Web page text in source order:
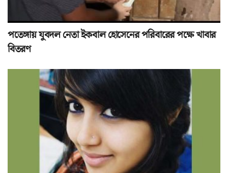
পতেঙ্গায় যুবদল নেতা ইকবাল হোসেনের পরিবারের পক্ষে খাবার
বিতরণ